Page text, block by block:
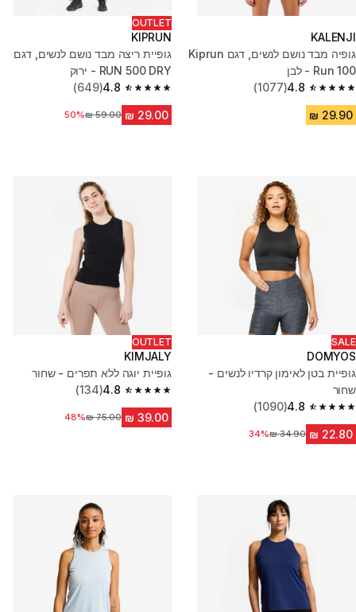
KALENJI
גופיה מבד נושם לנשים, דגם Kiprun
Run 100 - לבן
4.8
4.8 out of 5 stars from 1077 reviews
(1077)
OUTLET
KIPRUN
גופיית ריצה מבד נושם לנשים, דגם
RUN 500 DRY - ירוק
4.8
4.8 out of 5 stars from 649 reviews
(649)
מחיר לפני הנחה‏59.00 ₪
50%
SALE
DOMYOS
גופיית בטן לאימון קרדיו לנשים -
שחור
4.8
4.8 out of 5 stars from 1090 reviews
(1090)
מחיר לפני הנחה‏34.90 ₪
34%
OUTLET
KIMJALY
גופיית יוגה ללא תפרים - שחור
4.8
4.8 out of 5 stars from 134 reviews
(134)
מחיר לפני הנחה‏75.00 ₪
48%